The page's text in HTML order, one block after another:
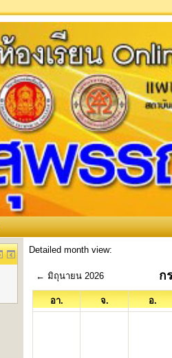
Detailed month view:
← มิถุนายน 2026 ก
อา. จ. อ.